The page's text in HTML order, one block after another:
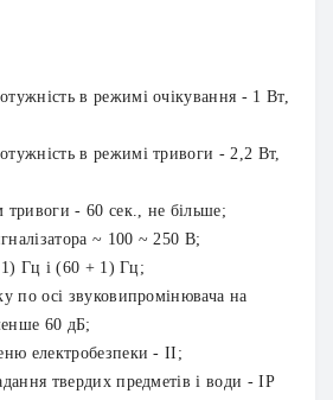
в режимі очікування - 1 Вт,
в режимі тривоги - 2,2 Вт,
- 60 сек., не більше;
~ 100 ~ 250 В;
Гц і (60 + 1) Гц;
по осі звуковипромінювача на
60 дБ;
електробезпеки - II;
твердих предметів і води - IP